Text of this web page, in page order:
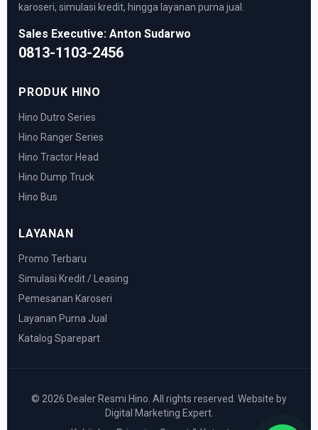
karoseri, simulasi kredit, hingga layanan purna jual.
Sales Executive: Anton Sudarwo
0813-1103-2456
PRODUK HINO
Hino Dutro Series
Hino Ranger Series
Hino Tractor Head
Hino Dump Truck
Hino Bus
LAYANAN
Promo Terbaru
Simulasi Kredit / Leasing
Pemesanan Karoseri
Layanan Purna Jual
Katalog Sparepart
© 2026 Dealer Resmi Hino. All rights reserved. Website by
Digital Marketing Expert.